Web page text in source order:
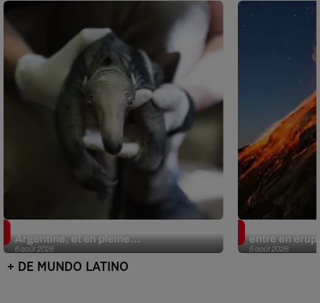
6 août 2026
Argentine, et en pleine...
5 août 2026
entre en
+ DE MUNDO LATINO